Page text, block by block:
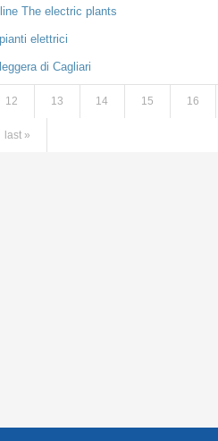
The electric plants
elettrici
di Cagliari
12
13 14 15 16
last »